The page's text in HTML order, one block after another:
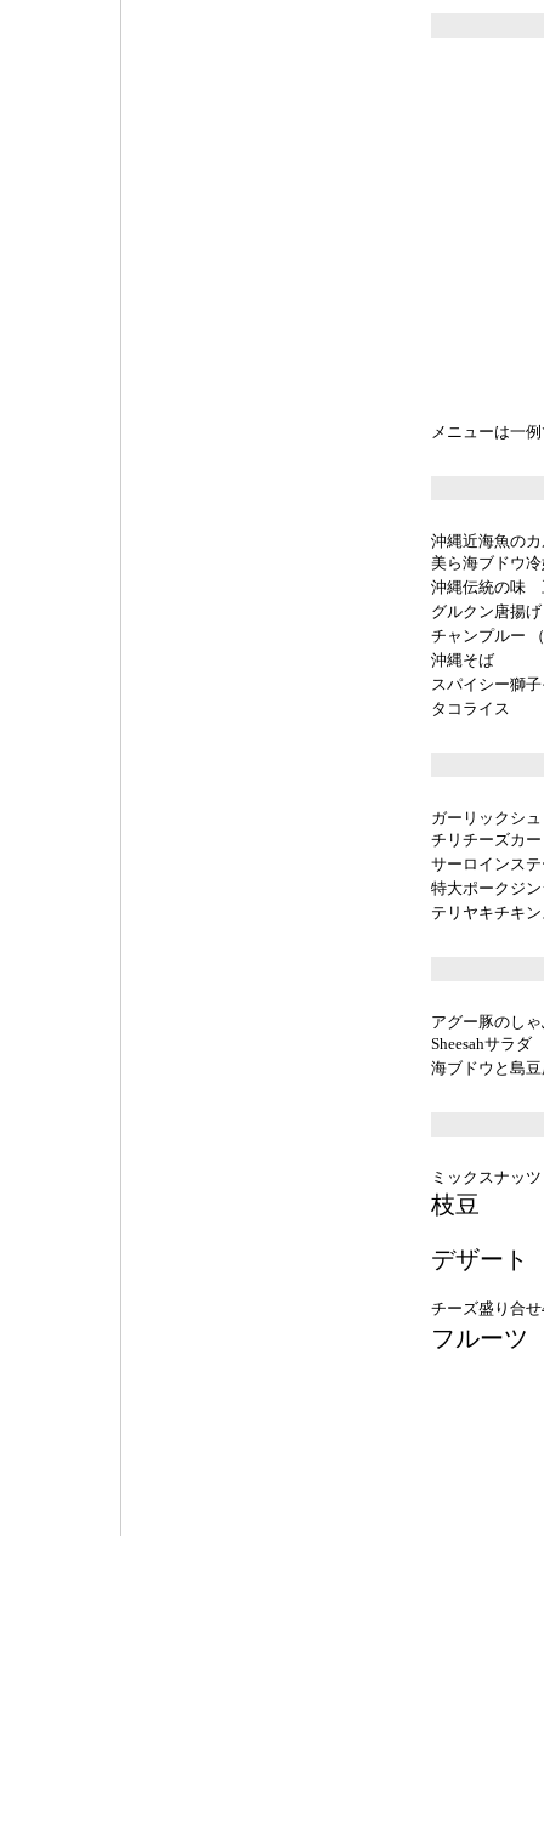
メニューは一
沖縄近海魚の
美ら海ブドウ
沖縄伝統の味
グルクン唐揚
チャンプルー
沖縄そば
スパイシー獅
タコライス
ガーリックシ
チリチーズカ
サーロインス
特大ポークジ
テリヤキチキ
アグー豚のし
Sheesahサラダ
海ブドウと島
ミックスナッ
枝豆
デザート
チーズ盛り合
フルーツ